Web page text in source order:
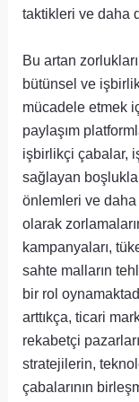
taktikleri ve daha
Bu artan
bütünsel ve
mücadele etmek
paylaşım
işbirlikçi çabalar,
sağlayan
önlemleri ve daha
olarak
kampanyaları,
sahte malların
bir rol
arttıkça, ticari
rekabetçi
stratejilerin,
çabalarının